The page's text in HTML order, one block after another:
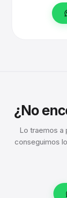
¿No
Lo traemos a
conseguimos